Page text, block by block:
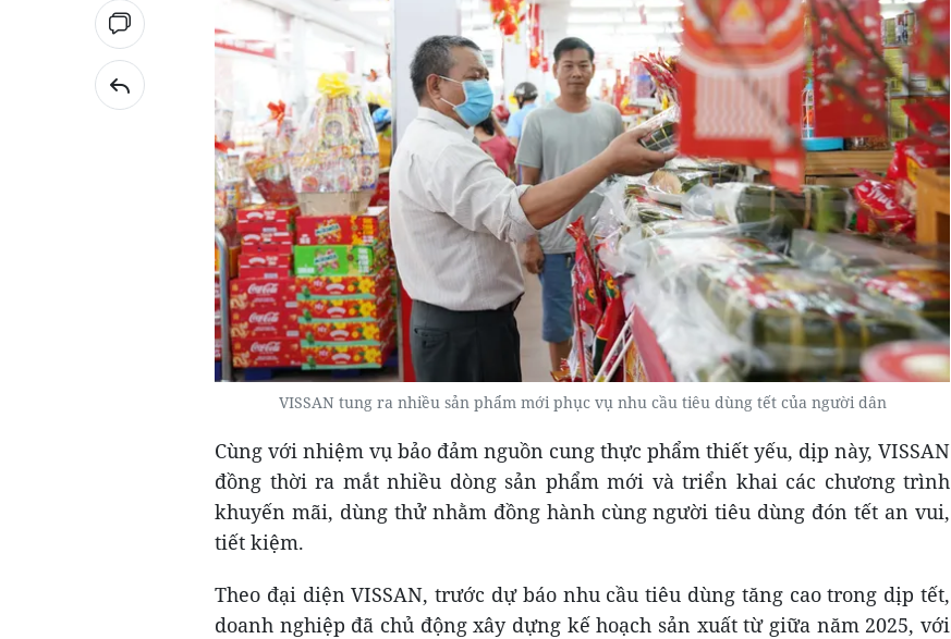
VISSAN tung ra nhiều sản phẩm mới phục vụ nhu cầu tiêu dùng tết của người dân
Cùng với nhiệm vụ bảo đảm nguồn cung thực phẩm thiết yếu, dịp này, VISSAN
đồng thời ra mắt nhiều dòng sản phẩm mới và triển khai các chương trình
khuyến mãi, dùng thử nhằm đồng hành cùng người tiêu dùng đón tết an vui,
tiết kiệm.
Theo đại diện VISSAN, trước dự báo nhu cầu tiêu dùng tăng cao trong dịp tết,
doanh nghiệp đã chủ động xây dựng kế hoạch sản xuất từ giữa năm 2025, với